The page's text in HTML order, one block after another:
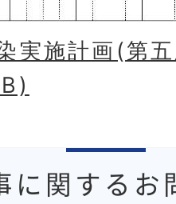
実施計画(第
に関するお